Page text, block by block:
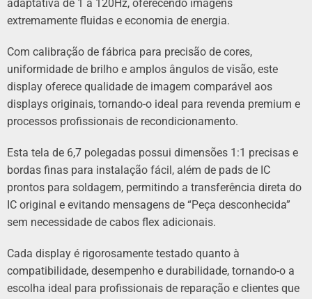
adaptativa de 1 a 120Hz, oferecendo imagens
extremamente fluidas e economia de energia.
Com calibração de fábrica para precisão de cores,
uniformidade de brilho e amplos ângulos de visão, este
display oferece qualidade de imagem comparável aos
displays originais, tornando-o ideal para revenda premium e
processos profissionais de recondicionamento.
Esta tela de 6,7 polegadas possui dimensões 1:1 precisas e
bordas finas para instalação fácil, além de pads de IC
prontos para soldagem, permitindo a transferência direta do
IC original e evitando mensagens de “Peça desconhecida”
sem necessidade de cabos flex adicionais.
Cada display é rigorosamente testado quanto à
compatibilidade, desempenho e durabilidade, tornando-o a
escolha ideal para profissionais de reparação e clientes que